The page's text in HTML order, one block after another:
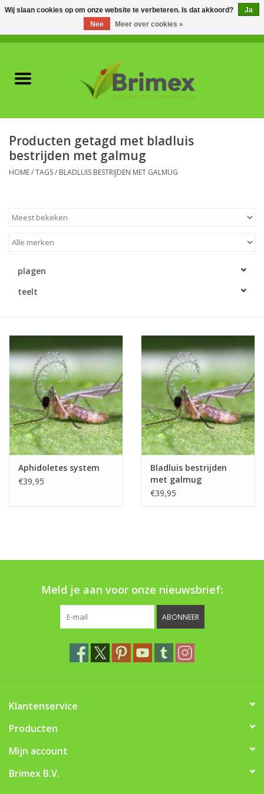
Plagen & Ziekten
Meststoffen en
Bodemverbeteraars
Monitoring
Brimex kaarten
Vallen
Drukspuiten
Onkruid & Reiniging
Zaden
Producten getagd met bladluis
bestrijden met galmug
HOME/TAGS/ BLADLUIS BESTRIJDEN MET GALMUG
plagen
teelt
Aphidoletes system
€39,95
Bladluis bestrijden
met galmug
€39,95
Meld je aan voor onze nieuwsbrief:
ABONNEER
Klantenservice
Producten
Mijn account
Brimex B.V.
Wij slaan cookies op om onze website te verbeteren. Is dat akkoord?
Ja
Nee
Meer over cookies »